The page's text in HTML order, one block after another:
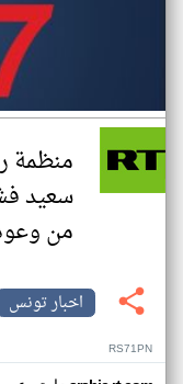
منظمة
من
اخبار تونس
RS71PN